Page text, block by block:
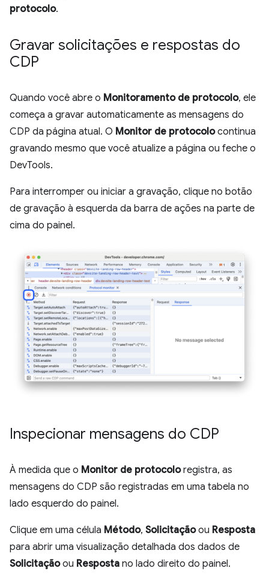
protocolo.
Gravar solicitações e respostas do
CDP
Quando você abre o Monitoramento de protocolo, ele
começa a gravar automaticamente as mensagens do
CDP da página atual. O Monitor de protocolocontinua
gravando mesmo que você atualize a página ou feche o
DevTools.
Para interromper ou iniciar a gravação, clique no botão
de gravação à esquerda da barra de ações na parte de
cima do painel.
Inspecionar mensagens do CDP
À medida que o Monitor de protocoloregistra, as
mensagens do CDP são registradas em uma tabela no
lado esquerdo do painel.
Clique em uma célula Método, Solicitaçãoou Resposta
para abrir uma visualização detalhada dos dados de
Solicitaçãoou Resposta no lado direito do painel.